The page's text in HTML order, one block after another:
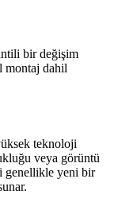
bir değişim
montaj dahil
teknoloji
veya görüntü
genellikle yeni bir